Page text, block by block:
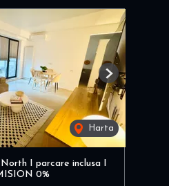
Harta
Next
I parcare inclusa I
0%